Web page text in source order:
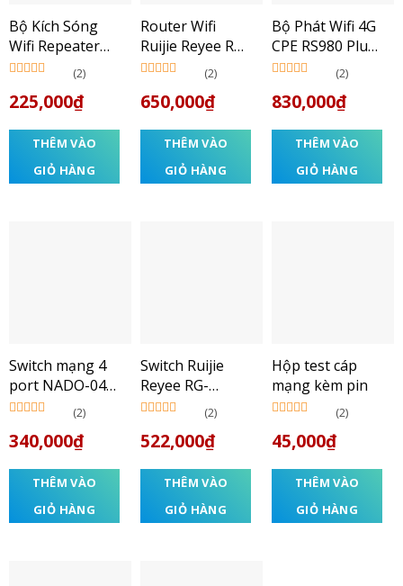
Bộ Kích Sóng
Wifi Repeater
300Mbps
Totolink EX200
hạng 5.005
sao
(2)
225,000₫
THÊM VÀO
GIỎ HÀNG
Router Wifi
Ruijie Reyee RG-
EW1200
hạng 5.005
sao
(2)
650,000₫
THÊM VÀO
GIỎ HÀNG
Bộ Phát Wifi 4G
CPE RS980 Plus
300Mbps, Kết
nối 32 user, Hỗ
Trợ 4 Cổng LAN
hạng 5.005
sao
(2)
830,000₫
THÊM VÀO
GIỎ HÀNG
Switch mạng 4
port NADO-04-
POE
hạng 5.005
sao
(2)
340,000₫
THÊM VÀO
GIỎ HÀNG
Switch Ruijie
Reyee RG-
ES108GD 8-Port
hạng 5.005
sao
(2)
522,000₫
THÊM VÀO
GIỎ HÀNG
Hộp test cáp
mạng kèm pin
hạng5.005
sao
(2)
45,000₫
THÊM VÀO
GIỎ HÀNG